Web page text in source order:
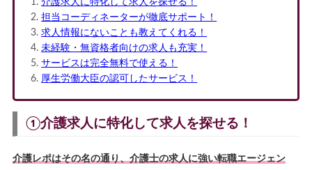
担当コーディネーターが徹底サポート！
求人情報にないことも教えてくれる！
未経験・無資格者向けの求人も充実！
サービスは完全無料で使える！
厚生労働大臣の認可したサービス！
①介護求人に特化して求人を探せる！
介護レポはその名の通り、介護士の求人に強い転職エージェン